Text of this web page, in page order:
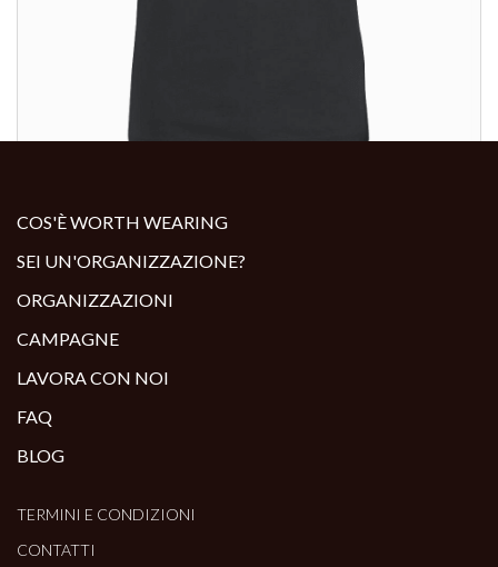
COS'È WORTH WEARING
SEI UN'ORGANIZZAZIONE?
ORGANIZZAZIONI
CAMPAGNE
LAVORA CON NOI
FAQ
BLOG
TERMINI E CONDIZIONI
CONTATTI